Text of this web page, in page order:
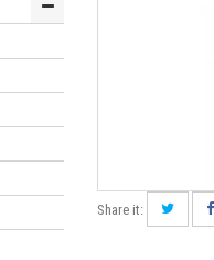
Share it: